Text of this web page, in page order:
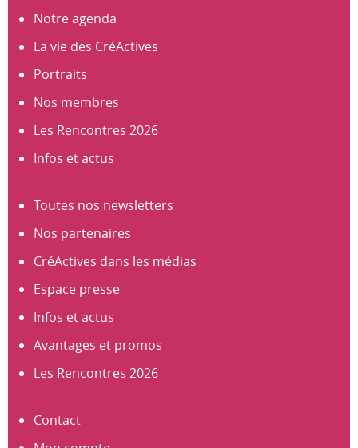
Notre agenda
La vie des CréActives
Portraits
Nos membres
Les Rencontres 2026
Infos et actus
Toutes nos newsletters
Nos partenaires
CréActives dans les médias
Espace presse
Infos et actus
Avantages et promos
Les Rencontres 2026
Contact